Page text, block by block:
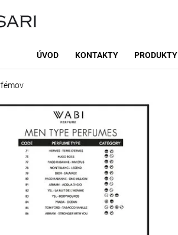
ÚVOD KONTAKTY PRODUKTY